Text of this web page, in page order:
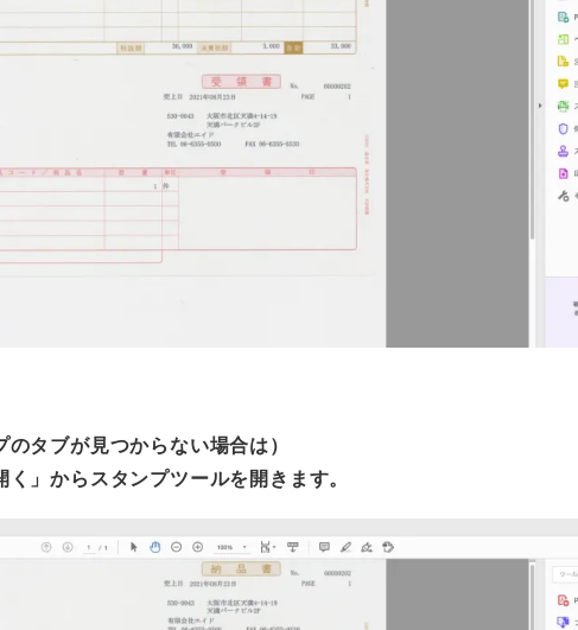
タブが見つからない場合は）
」からスタンプツールを開きます。